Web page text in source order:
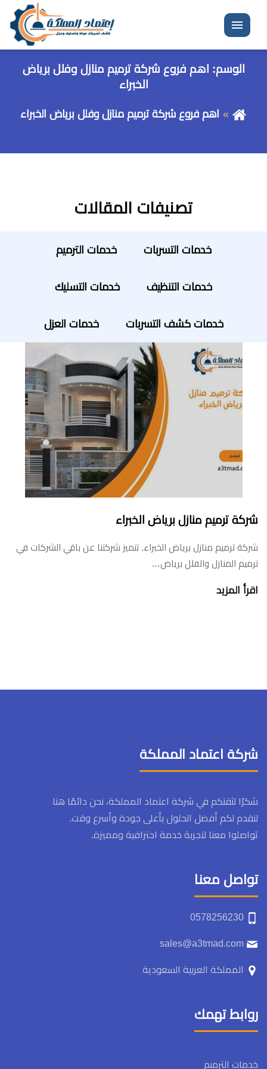
القائمة
الوسم: اهم فروع شركة ترميم منازل وفلل برياض
الخبراء
اهم فروع شركة ترميم منازل وفلل برياض الخبراء
تصنيفات المقالات
خدمات التسربات خدمات الترميم
خدمات التنظيف خدمات التسليك
خدمات كشف التسربات خدمات العزل
شركة ترميم منازل برياض الخبراء
شركة ترميم منازل برياض الخبراء. تتميز شركتنا عن باقي الشركات في
ترميم المنازل والفلل برياض…
اقرأ المزيد
شركة اعتماد المملكة
شكرًا لثقتكم في شركة اعتماد المملكة، نحن دائمًا هنا
لنقدم لكم أفضل الحلول بأعلى جودة وأسرع وقت.
تواصلوا معنا لتجربة خدمة احترافية ومميزة.
تواصل معنا
المملكة العربية السعودية
روابط تهمك
خدمات الترميم